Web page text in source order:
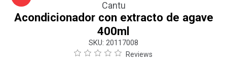
Cantu
Acondicionador con extracto de agave
400ml
: 20117008
Reviews